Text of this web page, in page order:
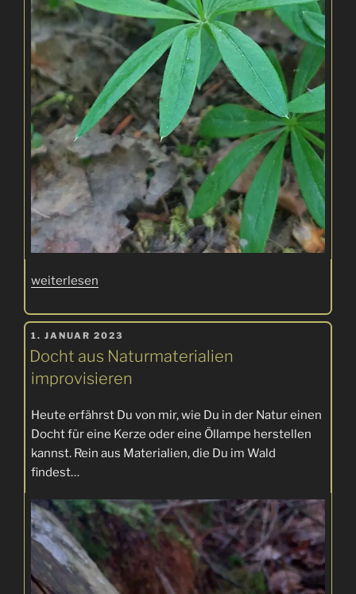
„Frischer
im
Getränk“
weiterlesen
VERÖFFENTLICHT
AM
1. JANUAR 2023
Docht aus Naturmaterialien
improvisieren
Heute erfährst Du von mir, wie Du in der Natur einen
Docht für eine Kerze oder eine Öllampe herstellen
kannst. Rein aus Materialien, die Du im Wald
findest…